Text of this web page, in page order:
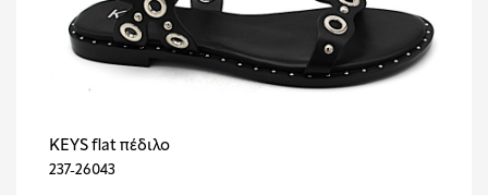
KEYS flat πέδιλο
237-26043